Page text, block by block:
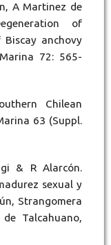
A Martinez de
of
anchovy
72: 565-
Chilean
63 (Suppl.
& R Alarcón.
sexual y
Strangomera
Talcahuano,